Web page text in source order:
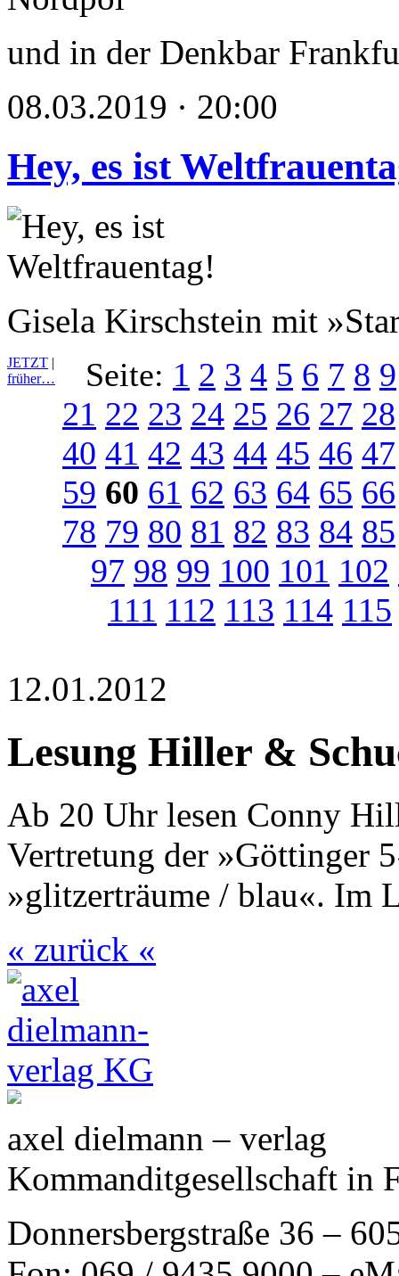
und in der Denkbar
08.03.2019 · 20:00
Hey, es ist
Gisela Kirschstein mit
JETZT |
früher…
Seite: 1 2 3 4 5 6 7 8 9
21 22 23 24 25 26 27 28
40 41 42 43 44 45 46 47
59 60 61 62 63 64 65 66
78 79 80 81 82 83 84 85
97 98 99 100 101 102
111 112 113 114 115
12.01.2012
Lesung Hiller &
Ab 20 Uhr lesen Conny
Vertretung der »Göttinger
»glitzerträume / blau«. Im
« zurück «
axel dielmann – verlag
Kommanditgesellschaft in
Donnersbergstraße 36 –